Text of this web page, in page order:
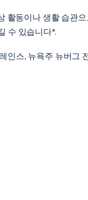
활동이나 생활 습관
수 있습니다*.
스, 뉴욕주 뉴버그